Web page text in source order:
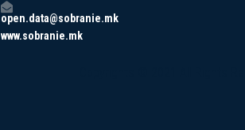
open.data@sobranie.mk
www.sobranie.mk